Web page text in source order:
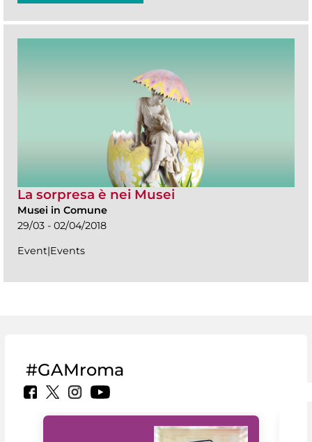
La sorpresa è nei Musei
Musei in Comune
29/03 - 02/04/2018
Event|Events
#GAMroma